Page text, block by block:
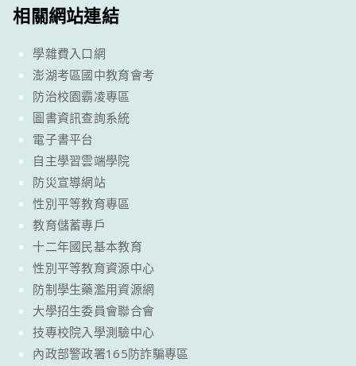
相關網站連結
學雜費入口網
澎湖考區國中教育會考
防治校園霸凌專區
圖書資訊查詢系統
電子書平台
自主學習雲端學院
防災宣導網站
性別平等教育專區
教育儲蓄專戶
十二年國民基本教育
性別平等教育資源中心
防制學生藥濫用資源網
大學招生委員會聯合會
技專校院入學測驗中心
內政部警政署165防詐騙專區